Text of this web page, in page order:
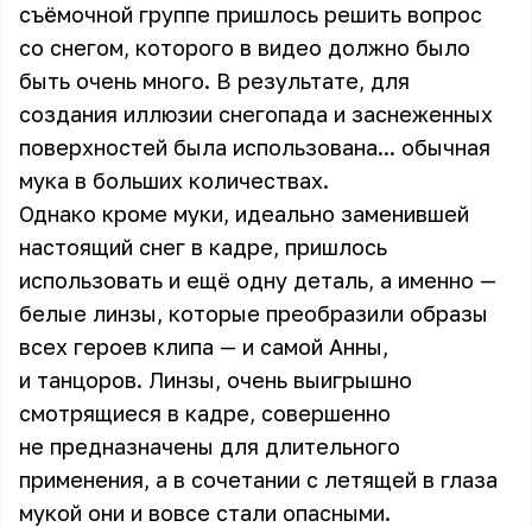
съёмочной группе пришлось решить вопрос
со снегом, которого в видео должно было
быть очень много. В результате, для
создания иллюзии снегопада и заснеженных
поверхностей была использована... обычная
мука в больших количествах.
Однако кроме муки, идеально заменившей
настоящий снег в кадре, пришлось
использовать и ещё одну деталь, а именно —
белые линзы, которые преобразили образы
всех героев клипа — и самой Анны,
и танцоров. Линзы, очень выигрышно
смотрящиеся в кадре, совершенно
не предназначены для длительного
применения, а в сочетании с летящей в глаза
мукой они и вовсе стали опасными.